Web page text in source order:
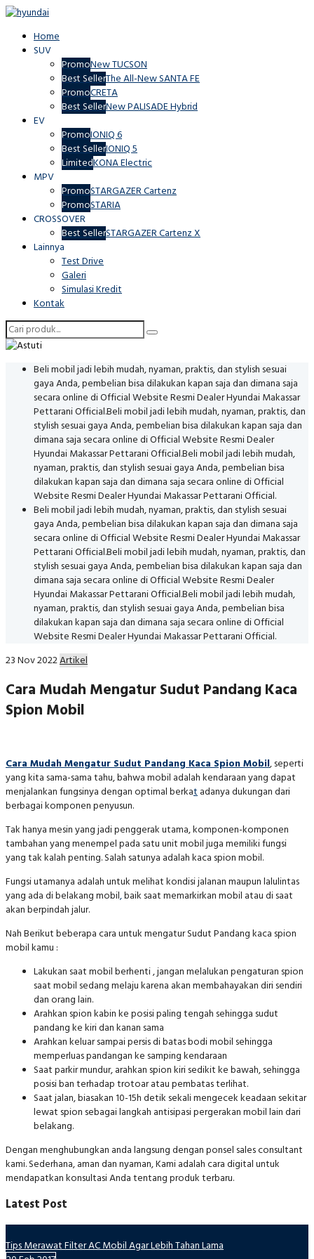
Home
SUV
PromoNew TUCSON
Best SellerThe All-New SANTA FE
PromoCRETA
Best SellerNew PALISADE Hybrid
EV
PromoIONIQ 6
Best SellerIONIQ 5
LimitedKONA Electric
MPV
PromoSTARGAZER Cartenz
PromoSTARIA
CROSSOVER
Best SellerSTARGAZER Cartenz X
Lainnya
Test Drive
Galeri
Simulasi Kredit
Kontak
Beli mobil jadi lebih mudah, nyaman, praktis, dan stylish sesuai
gaya Anda, pembelian bisa dilakukan kapan saja dan dimana saja
secara online di Official Website Resmi Dealer Hyundai Makassar
Pettarani Official.Beli mobil jadi lebih mudah, nyaman, praktis, dan
stylish sesuai gaya Anda, pembelian bisa dilakukan kapan saja dan
dimana saja secara online di Official Website Resmi Dealer
Hyundai Makassar Pettarani Official.Beli mobil jadi lebih mudah,
nyaman, praktis, dan stylish sesuai gaya Anda, pembelian bisa
dilakukan kapan saja dan dimana saja secara online di Official
Website Resmi Dealer Hyundai Makassar Pettarani Official.
Beli mobil jadi lebih mudah, nyaman, praktis, dan stylish sesuai
gaya Anda, pembelian bisa dilakukan kapan saja dan dimana saja
secara online di Official Website Resmi Dealer Hyundai Makassar
Pettarani Official.Beli mobil jadi lebih mudah, nyaman, praktis, dan
stylish sesuai gaya Anda, pembelian bisa dilakukan kapan saja dan
dimana saja secara online di Official Website Resmi Dealer
Hyundai Makassar Pettarani Official.Beli mobil jadi lebih mudah,
nyaman, praktis, dan stylish sesuai gaya Anda, pembelian bisa
dilakukan kapan saja dan dimana saja secara online di Official
Website Resmi Dealer Hyundai Makassar Pettarani Official.
23 Nov 2022Artikel
Cara Mudah Mengatur Sudut Pandang Kaca
Spion Mobil
Cara Mudah Mengatur Sudut Pandang Kaca Spion Mobil, seperti
yang kita sama-sama tahu, bahwa mobil adalah kendaraan yang dapat
menjalankan fungsinya dengan optimal berkat adanya dukungan dari
berbagai komponen penyusun.
Tak hanya mesin yang jadi penggerak utama, komponen-komponen
tambahan yang menempel pada satu unit mobil juga memiliki fungsi
yang tak kalah penting. Salah satunya adalah kaca spion mobil.
Fungsi utamanya adalah untuk melihat kondisi jalanan maupun lalulintas
yang ada di belakang mobil,baik saat memarkirkan mobil atau di saat
akan berpindah jalur.
Nah Berikut beberapa cara untuk mengatur Sudut Pandang kaca spion
mobil kamu :
Lakukan saat mobil berhenti , jangan melalukan pengaturan spion
saat mobil sedang melaju karena akan membahayakan diri sendiri
dan orang lain.
Arahkan spion kabin ke posisi paling tengah sehingga sudut
pandang ke kiri dan kanan sama
Arahkan keluar sampai persis di batas bodi mobil sehingga
memperluas pandangan ke samping kendaraan
Saat parkir mundur, arahkan spion kiri sedikit ke bawah, sehingga
posisi ban terhadap trotoar atau pembatas terlihat.
Saat jalan, biasakan 10-15h detik sekali mengecek keadaan sekitar
lewat spion sebagai langkah antisipasi pergerakan mobil lain dari
belakang.
Dengan menghubungkan anda langsung dengan ponsel sales consultant
kami. Sederhana, aman dan nyaman, Kami adalah cara digital untuk
mendapatkan konsultasi Anda tentang produk terbaru.
Latest Post
Tips Merawat Filter AC Mobil Agar Lebih Tahan Lama